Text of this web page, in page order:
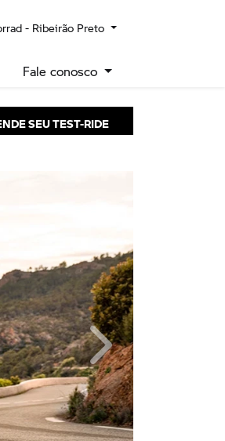
Eurobike BMW Motorrad - Ribeirão Preto
Fale conosco
SEU TEST-RIDE
Próximo